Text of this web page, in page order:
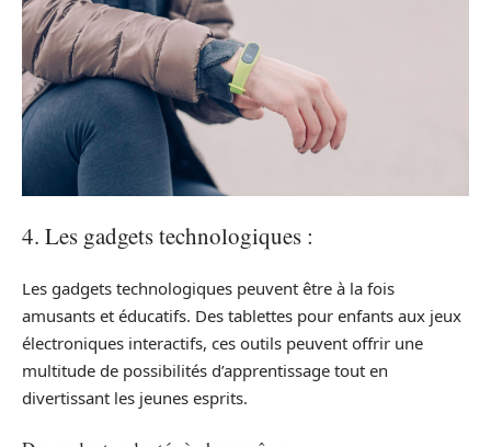
4. Les gadgets technologiques :
Les gadgets technologiques peuvent être à la fois
amusants et éducatifs. Des tablettes pour enfants aux jeux
électroniques interactifs, ces outils peuvent offrir une
multitude de possibilités d’apprentissage tout en
divertissant les jeunes esprits.